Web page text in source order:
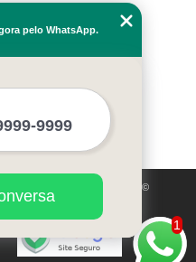
de direitos autorais. Copyright©
1
pelo WhatsApp.